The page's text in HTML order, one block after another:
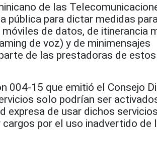
de las
pública para dictar medidas
de datos, de itinerancia
de voz) y de minimensajes
de las prestadoras de estos
004-15 que emitió el Consejo
solo podrían ser
expresa de usar dichos
por el uso inadvertido de